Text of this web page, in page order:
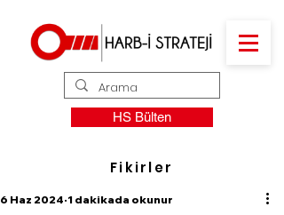
HS Bülten
Fikirler
6 Haz 2024 1 dakikada okunur